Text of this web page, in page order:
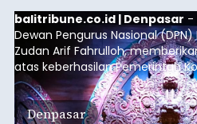
balitribune.co.id | Denpasar -
Dewan Pengurus Nasional (DPN)
Zudan Arif Fahrulloh,
atas keberhasilan Pemerintah
dan KORPRI Kota Denpasar
mengimplementasikan
kepedulian sosial bertajuk
Denpasar